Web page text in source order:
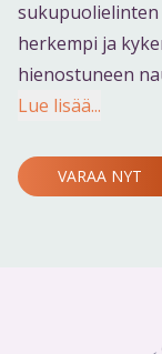
sukupuolielinten
herkempi ja
hienostuneen
Lue lisää...
VARAA NYT